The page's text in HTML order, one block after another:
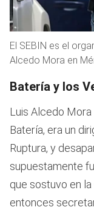
El SEBIN es el
Alcedo Mora en
Batería y los
Luis Alcedo
Batería, era un
Ruptura, y
supuestamente
que sostuvo en
entonces